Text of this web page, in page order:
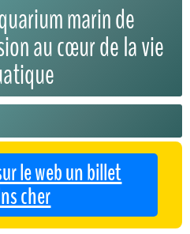
marin de
au cœur de la vie
le web un billet
cher